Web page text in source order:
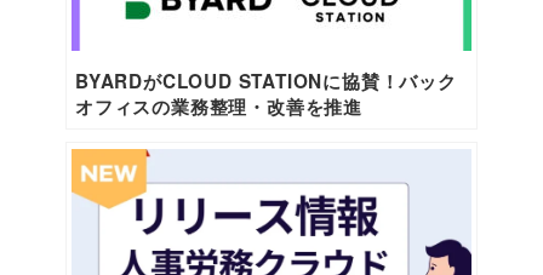
BYARDがCLOUD STATIONに協賛！バック
オフィスの業務整理・改善を推進